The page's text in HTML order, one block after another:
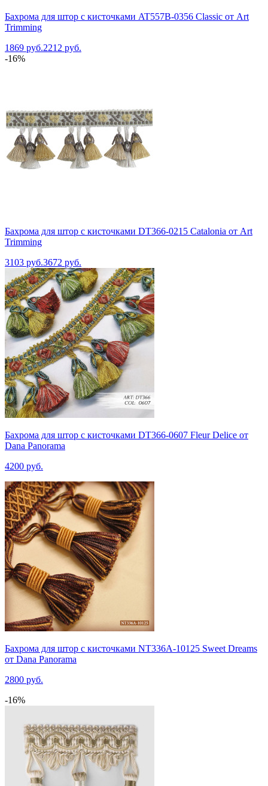
Бахрома для штор с кисточками AT557B-0356 Classic от Art
Trimming
1869 руб.2212 руб.
-16%
Бахрома для штор с кисточками DT366-0215 Catalonia от Art
Trimming
3103 руб.3672 руб.
Бахрома для штор с кисточками DT366-0607 Fleur Delice от
Dana Panorama
4200 руб.
Бахрома для штор с кисточками NT336A-10125 Sweet Dreams
от Dana Panorama
2800 руб.
-16%